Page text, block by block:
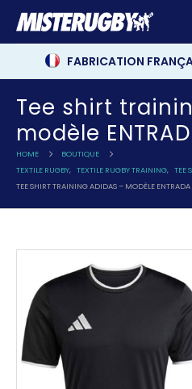
FABRICATION
Tee shirt
modèle
HOME
BOUTIQUE
TEXTILE RUGBY, TEXTILE RUGBY TRAINING, TEE
TEE SHIRT TRAINING ADIDAS – MODÈLE